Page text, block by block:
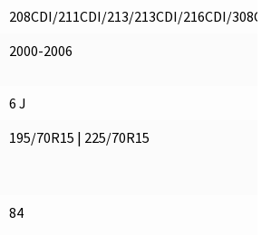
208CDI/211CDI/213/213CDI/216CDI/
2000-2006
6 J
195/70R15 | 225/70R15
84